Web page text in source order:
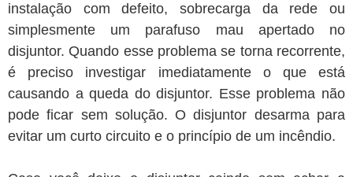
instalação com defeito, sobrecarga da rede ou
simplesmente um parafuso mau apertado no
disjuntor. Quando esse problema se torna recorrente,
é preciso investigar imediatamente o que está
causando a queda do disjuntor. Esse problema não
pode ficar sem solução. O disjuntor desarma para
evitar um curto circuito e o princípio de um incêndio.